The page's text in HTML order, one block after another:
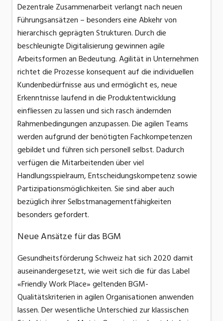
Dezentrale Zusammenarbeit verlangt nach neuen
Führungsansätzen – besonders eine Abkehr von
hierarchisch geprägten Strukturen. Durch die
beschleunigte Digitalisierung gewinnen agile
Arbeitsformen an Bedeutung. Agilität in Unternehmen
richtet die Prozesse konsequent auf die individuellen
Kundenbedürfnisse aus und ermöglicht es, neue
Erkenntnisse laufend in die Produktentwicklung
einfliessen zu lassen und sich rasch ändernden
Rahmenbedingungen anzupassen. Die agilen Teams
werden aufgrund der benötigten Fachkompetenzen
gebildet und führen sich personell selbst. Dadurch
verfügen die Mitarbeitenden über viel
Handlungsspielraum, Entscheidungskompetenz sowie
Partizipationsmöglichkeiten. Sie sind aber auch
bezüglich ihrer Selbstmanagementfähigkeiten
besonders gefordert.
Neue Ansätze für das BGM
Gesundheitsförderung Schweiz hat sich 2020 damit
auseinandergesetzt, wie weit sich die für das Label
«Friendly Work Place» geltenden BGM-
Qualitätskriterien in agilen Organisationen anwenden
lassen. Der wesentliche Unterschied zur klassischen